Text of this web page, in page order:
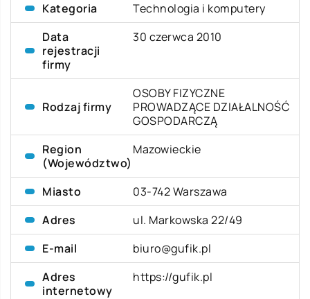
Kategoria
Technologia i komputery
Data
rejestracji
firmy
30 czerwca 2010
Rodzaj firmy
OSOBY FIZYCZNE
PROWADZĄCE DZIAŁALNOŚĆ
GOSPODARCZĄ
Region
(Województwo)
Mazowieckie
Miasto
03-742 Warszawa
Adres
ul. Markowska 22/49
E-mail
biuro@gufik.pl
Adres
internetowy
https://gufik.pl